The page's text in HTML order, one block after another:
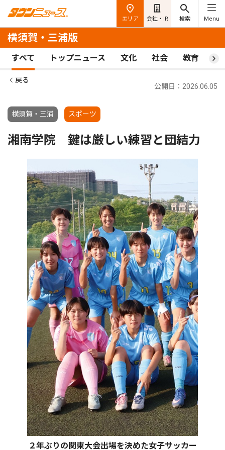
エリア 会社・IR 検索 Menu
横須賀・三浦版
すべて トップニュース 文化 社会 教育 ス
戻る
横須賀・三浦 スポーツ
公開日：2026.06.05
湘南学院 鍵は厳しい練習と団結力
２年ぶりの関東大会出場を決めた女子サッカー